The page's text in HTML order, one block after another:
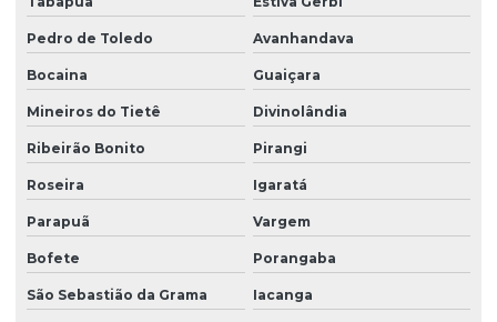
Pedro de Toledo Avanhandava
Bocaina Guaiçara
Mineiros do Tietê Divinolândia
Ribeirão Bonito Pirangi
Roseira Igaratá
Parapuã Vargem
Bofete Porangaba
São Sebastião da Grama Iacanga